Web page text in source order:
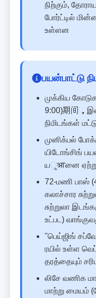
நிற்கும்,
போர்ட்டில்
உள்ளன
பயன்பாட்டு
முக்கிய
9:00)期间，
நிமிடங்கள்
முனிக்பல்
யிடோங்சிங்
யुआனை
72-மணி
கலாச்சார
சுற்றுலா
உட்பட)
"பெய்ஜிங் சப்வே
ரயில் உள்ள
தரத்தையும்
லிசே வணிக
மாற்று மையம்